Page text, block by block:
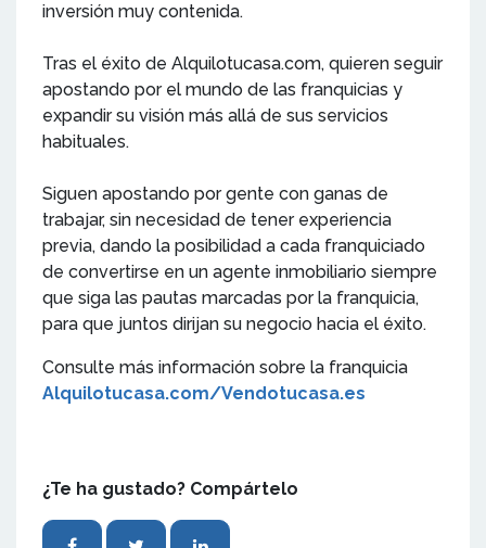
inversión muy contenida.
Tras el éxito de Alquilotucasa.com, quieren seguir
apostando por el mundo de las franquicias y
expandir su visión más allá de sus servicios
habituales.
Siguen apostando por gente con ganas de
trabajar, sin necesidad de tener experiencia
previa, dando la posibilidad a cada franquiciado
de convertirse en un agente inmobiliario siempre
que siga las pautas marcadas por la franquicia,
para que juntos dirijan su negocio hacia el éxito.
Consulte más información sobre la franquicia
Alquilotucasa.com/Vendotucasa.es
¿Te ha gustado? Compártelo